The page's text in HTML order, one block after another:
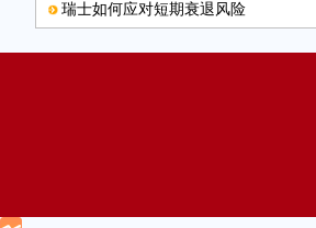
瑞士如何应对短期衰退风险